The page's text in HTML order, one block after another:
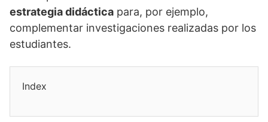
estrategia didáctica para, por ejemplo,
complementar investigaciones realizadas por los
estudiantes.
Index